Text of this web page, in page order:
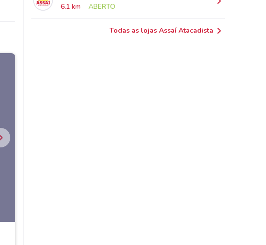
6.1 km
ABERTO
Todas as lojas Assaí Atacadista